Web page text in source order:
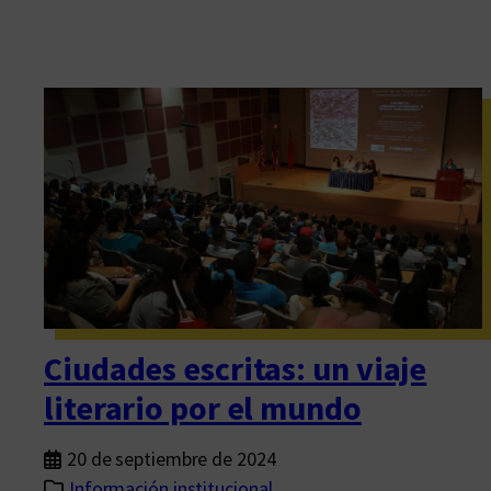
Ciudades escritas: un viaje
literario por el mundo
20 de septiembre de 2024